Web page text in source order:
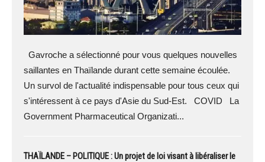
Gavroche a sélectionné pour vous quelques nouvelles
saillantes en Thaïlande durant cette semaine écoulée.
Un survol de l'actualité indispensable pour tous ceux qui
s'intéressent à ce pays d'Asie du Sud-Est. COVID La
Government Pharmaceutical Organizati...
THAÏLANDE – POLITIQUE : Un projet de loi visant à libéraliser le